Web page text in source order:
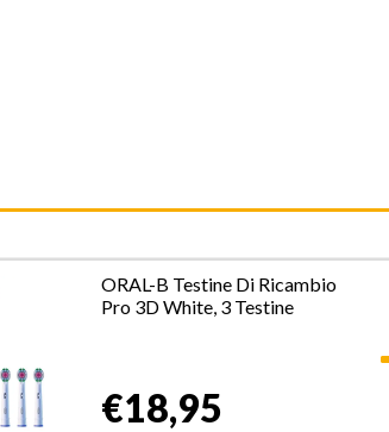
ORAL-B Testine Di Ricambio
Pro 3D White, 3 Testine
€18,95